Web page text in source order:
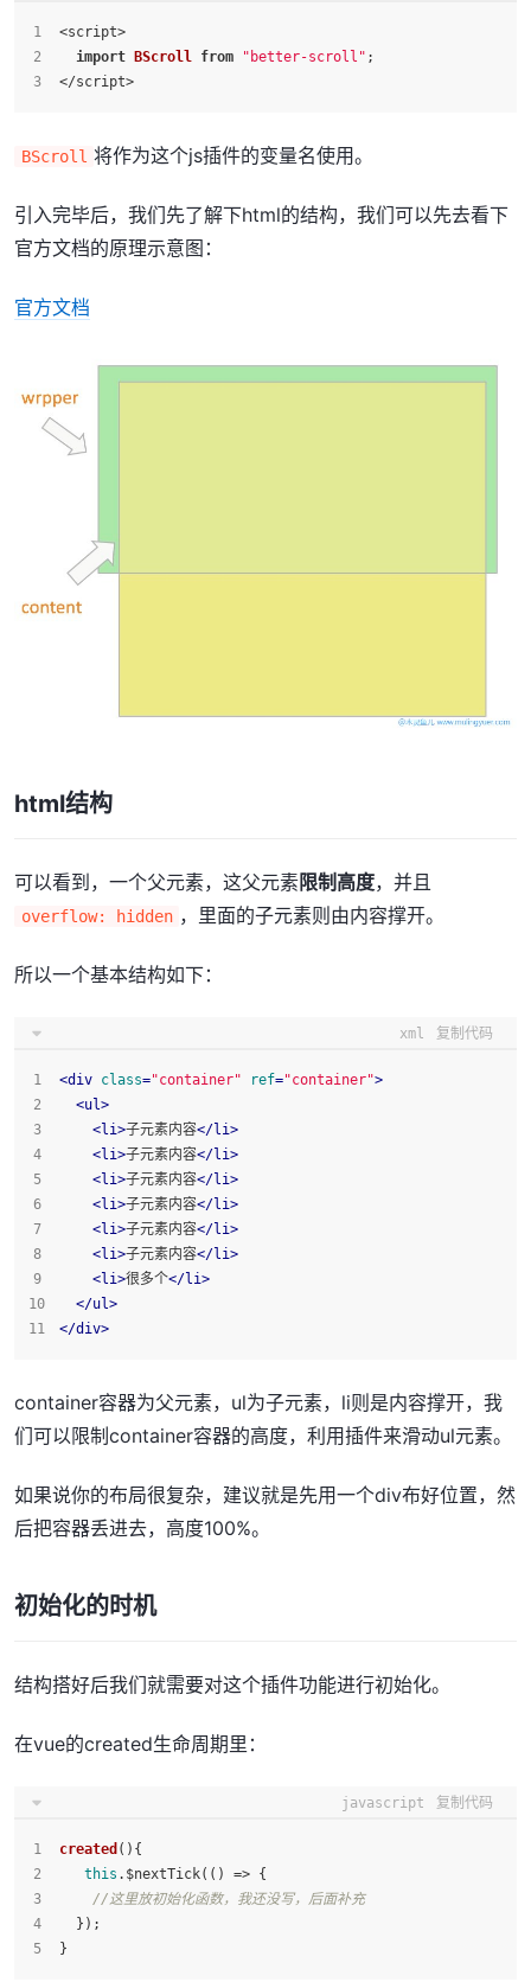
<script>
import
BScroll from "better-scroll" ;
</script>
BScroll 将作为这个js插件的变量名使用。
引入完毕后，我们先了解下html的结构，我们可以先去看下
官方文档的原理示意图：
官方文档
html结构
可以看到，一个父元素，这父元素限制高度，并且
overflow: hidden ，里面的子元素则由内容撑开。
所以一个基本结构如下：
xml 复制代码
<div class="container" ref="container">
<ul>
<li>子元素内容</li>
<li>子元素内容</li>
<li>子元素内容</li>
<li>子元素内容</li>
<li>子元素内容</li>
<li>子元素内容</li>
<li>很多个</li>
</ul>
</div>
container容器为父元素，ul为子元素，li则是内容撑开，我
们可以限制container容器的高度，利用插件来滑动ul元素。
如果说你的布局很复杂，建议就是先用一个div布好位置，然
后把容器丢进去，高度100%。
初始化的时机
结构搭好后我们就需要对这个插件功能进行初始化。
在vue的created生命周期里：
javascript 复制代码
created ( ){
this .$nextTick( () => {
//这里放初始化函数，我还没写，后面补充
  });
}